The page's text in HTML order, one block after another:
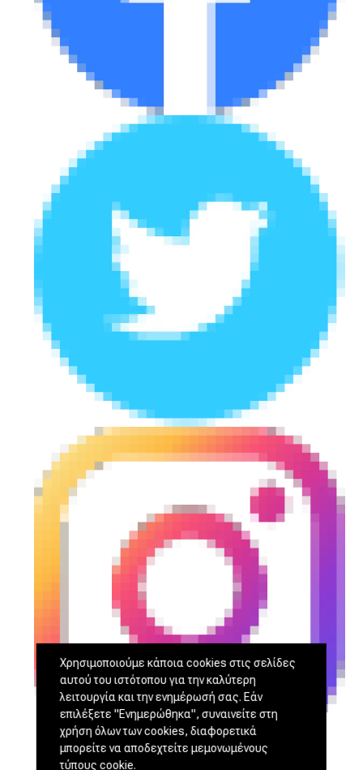
Χρησιμοποιούμε κάποια cookies στις σελίδες
αυτού του ιστότοπου για την καλύτερη
λειτουργία και την ενημέρωσή σας. Εάν
επιλέξετε "Ενημερώθηκα", συναινείτε στη
χρήση όλων των cookies, διαφορετικά
μπορείτε να αποδεχτείτε μεμονωμένους
τύπους cookie.